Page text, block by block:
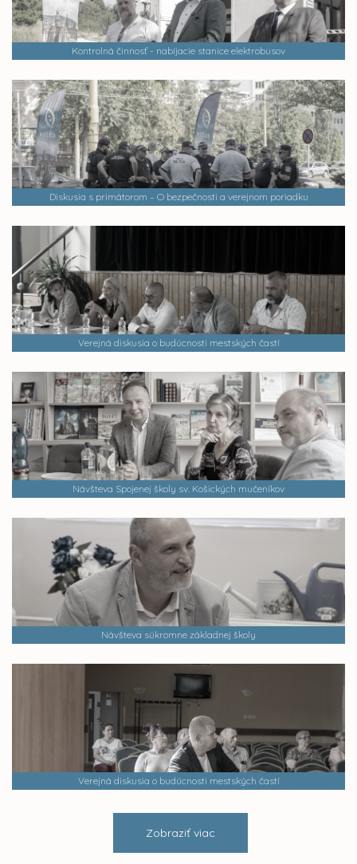
Kontrolná činnosť - nabíjacie stanice elektrobusov
Diskusia s primátorom – O bezpečnosti a verejnom poriadku
Verejná diskusia o budúcnosti mestských častí
Návšteva Spojenej školy sv. Košických mučeníkov
Návšteva súkromne základnej školy
Verejná diskusia o budúcnosti mestských častí
Zobraziť viac